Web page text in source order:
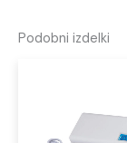
Podobni izdelki